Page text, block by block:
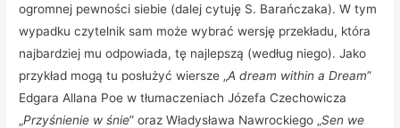
ogromnej pewności siebie (dalej cytuję S. Barańczaka). W tym
wypadku czytelnik sam może wybrać wersję przekładu, która
najbardziej mu odpowiada, tę najlepszą (według niego). Jako
przykład mogą tu posłużyć wiersze „A dream within a Dream”
Edgara Allana Poe w tłumaczeniach Józefa Czechowicza
„Przyśnienie w śnie” oraz Władysława Nawrockiego „Sen we